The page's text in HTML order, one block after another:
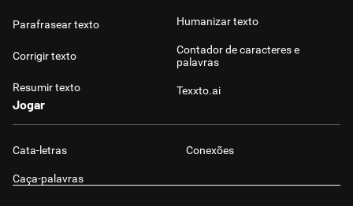
Parafrasear texto
Corrigir texto
Resumir texto
Humanizar texto
Contador de caracteres e
palavras
Texxto.ai
Jogar
Cata-letras Conexões
Caça-palavras